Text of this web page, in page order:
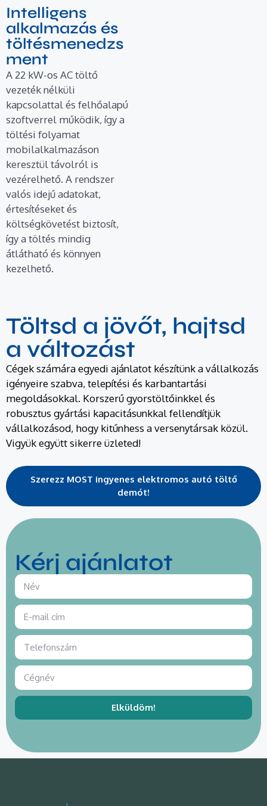
Intelligens
alkalmazás és
töltésmenedzs
ment
A 22 kW-os AC töltő
vezeték nélküli
kapcsolattal és felhőalapú
szoftverrel működik, így a
töltési folyamat
mobilalkalmazáson
keresztül távolról is
vezérelhető. A rendszer
valós idejű adatokat,
értesítéseket és
költségkövetést biztosít,
így a töltés mindig
átlátható és könnyen
kezelhető.
Töltsd a jövőt, hajtsd
a változást
Cégek számára egyedi ajánlatot készítünk a vállalkozás
igényeire szabva, telepítési és karbantartási
megoldásokkal. Korszerű gyorstöltőinkkel és
robusztus gyártási kapacitásunkkal fellendítjük
vállalkozásod, hogy kitűnhess a versenytársak közül.
Vigyük együtt sikerre üzleted!
Szerezz MOST ingyenes elektromos autó töltő
demót!
Kérj ajánlatot
Elküldöm!